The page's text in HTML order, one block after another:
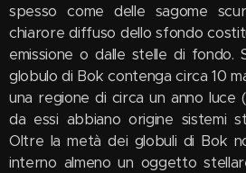
spesso come delle sagome
chiarore diffuso dello sfondo
emissione o dalle stelle di fondo.
globulo di Bok contenga circa 10
una regione di circa un anno luce
da essi abbiano origine sistemi
Oltre la metà dei globuli di Bok
interno almeno un oggetto